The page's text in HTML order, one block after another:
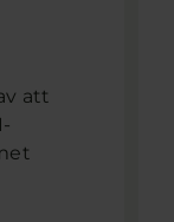
att